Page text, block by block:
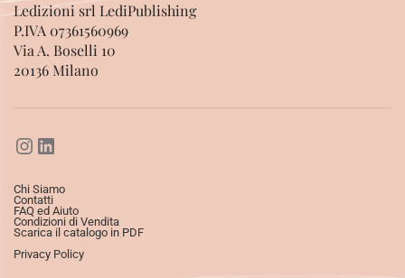
Ledizioni srl LediPublishing
P.IVA 07361560969
Via A. Boselli 10
20136 Milano
Chi Siamo
Contatti
FAQ ed Aiuto
Condizioni di Vendita
Scarica il catalogo in PDF
Privacy Policy